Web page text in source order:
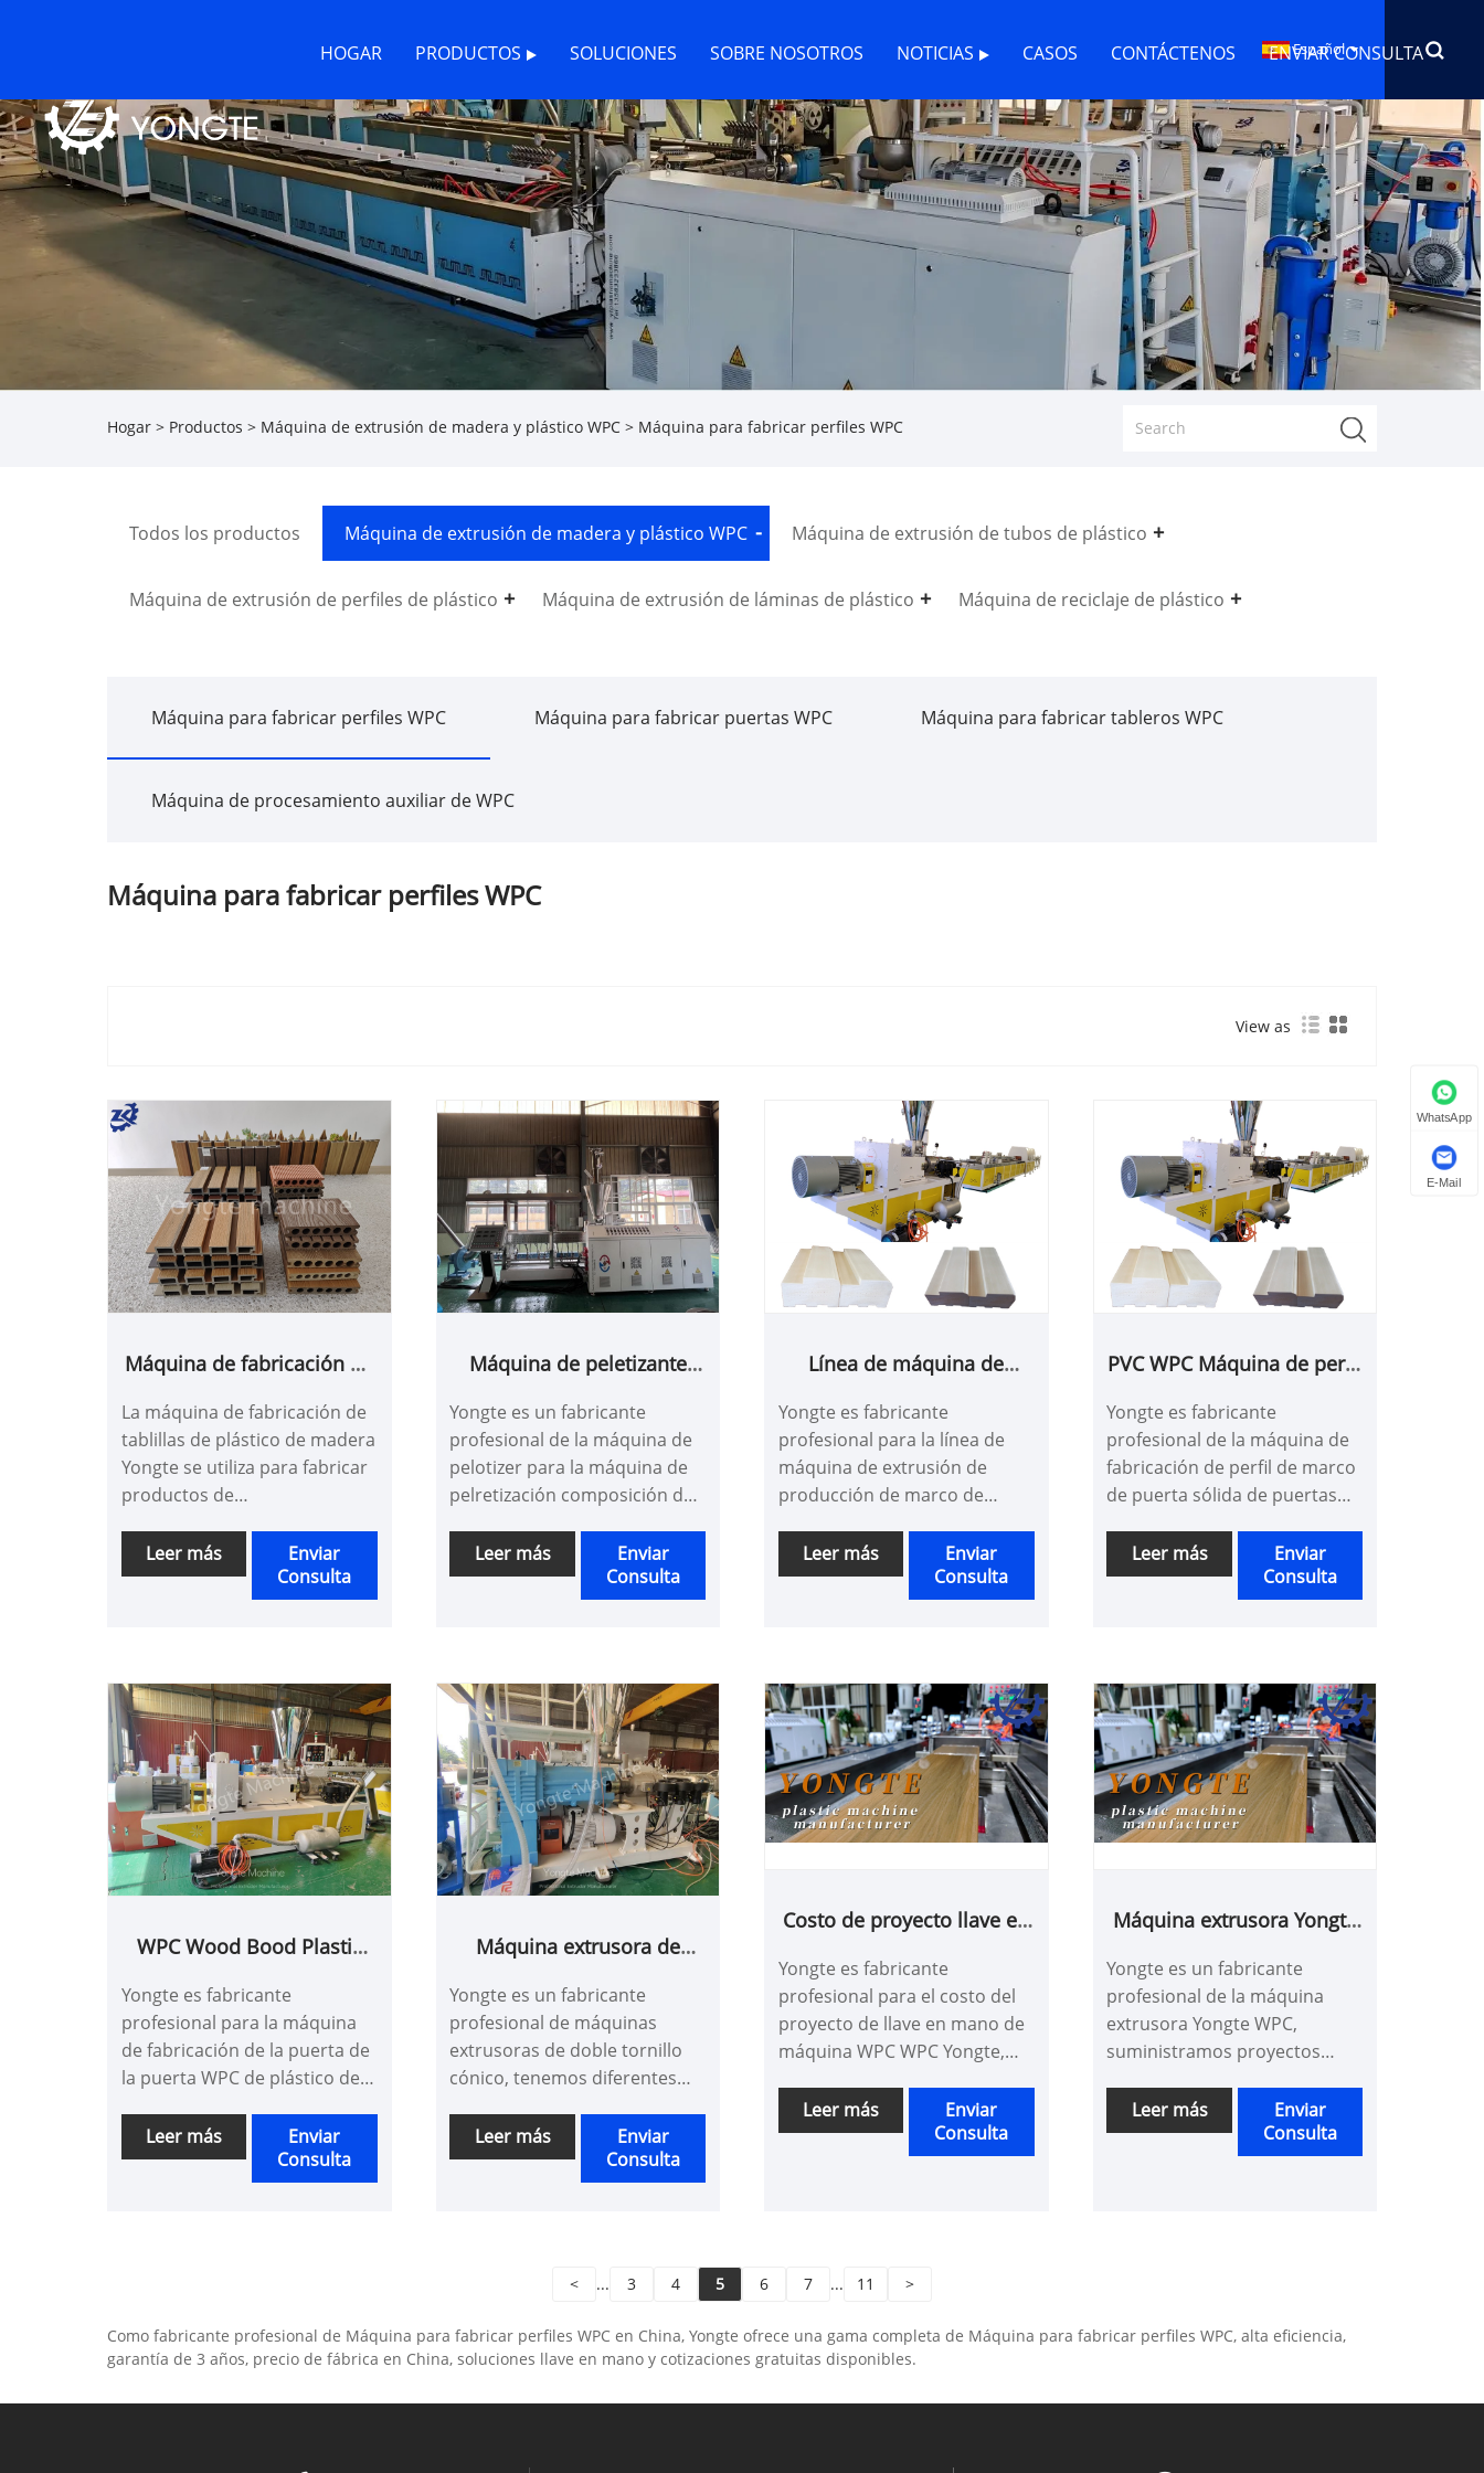
HOGAR PRODUCTOS SOLUCIONES SOBRE NOSOTROS NOTICIAS CASOS CONTÁCTENOS ENVIAR CONSULTA
Español
Hogar > Productos > Máquina de extrusión de madera y plástico WPC > Máquina para fabricar perfiles WPC
Todos los productos Máquina de extrusión de madera y plástico WPC Máquina de extrusión de tubos de plástico
Máquina de extrusión de perfiles de plástico Máquina de extrusión de láminas de plástico Máquina de reciclaje de plástico
Máquina para fabricar perfiles WPC Máquina para fabricar puertas WPC Máquina para fabricar tableros WPC
Máquina de procesamiento auxiliar de WPC
Máquina para fabricar perfiles WPC
View as
Máquina de fabricación de
madera
La máquina de fabricación de
tablillas de plástico de madera
Yongte se utiliza para fabricar
productos de
plástico PP/PE reciclado con
60-70% de madera en polvo,
puede hacer diferentes
Leer más
Enviar
Consulta
Máquina de peletizante
pelretización composición
de composición de madera
de plástico
Yongte es un fabricante
profesional de la máquina de
pelotizer para la máquina de
pelretización composición de
plástico, se utiliza para hacer
gránulos de WPC con plástico
PP/PE reciclado y 60-70% de
Leer más
Enviar
Consulta
Línea de máquina de
de marco de puerta sólida
de PVC WPC
Yongte es fabricante
profesional para la línea de
máquina de extrusión de
producción de marco de
suministramos una máquina
de alta calidad con un servicio
de proyecto llave en mano,
con energía de alta velocidad
y ahorro
Leer más
Enviar
Consulta
PVC WPC Máquina de perfil
puerta sólida WPC Foamed
Yongte es fabricante
profesional de la máquina de
fabricación de perfil de marco
de puerta sólida de puertas
suministramos una máquina
de alta calidad con un servicio
de proyecto llave en mano,
con alta velocidad y energía
de ahorro
Leer más
Enviar
Consulta
WPC Wood Bood Plastic
la puerta WPC Máquina de
fabricación
Yongte es fabricante
profesional para la máquina
de fabricación de la puerta de
la puerta WPC de plástico de
suministramos una máquina
de alta calidad con servicio de
proyecto llave en mano,
Leer más
Enviar
Consulta
Máquina extrusora de
Yongte es un fabricante
profesional de máquinas
extrusoras de doble tornillo
cónico, tenemos diferentes
extrusoras de plástico en
stock de fábrica con alta
Leer más
Enviar
Consulta
Costo de proyecto llave en
Yongte es fabricante
profesional para el costo del
proyecto de llave en mano de
máquina WPC WPC Yongte,
WPC completa en nuestras
stock de fábrica, invitamos
sinceramente a los clientes a
Leer más
Enviar
Consulta
Máquina extrusora Yongte
Yongte es un fabricante
profesional de la máquina
extrusora Yongte WPC,
suministramos proyectos
y excelente servicio. Ahora
que tenemos esta máquina
WPC completa en nuestro
Leer más
Enviar
Consulta
< ... 3 4 5 6 7 ... 11 >
Como fabricante profesional de Máquina para fabricar perfiles WPC en China, Yongte ofrece una gama completa de Máquina para fabricar perfiles WPC, alta eficiencia,
garantía de 3 años, precio de fábrica en China, soluciones llave en mano y cotizaciones gratuitas disponibles.
WhatsApp
E-Mail